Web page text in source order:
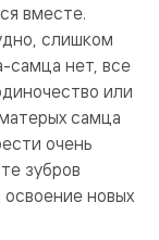
вместе.
слишком
самца нет, все
или
самца
очень
зубров
новых